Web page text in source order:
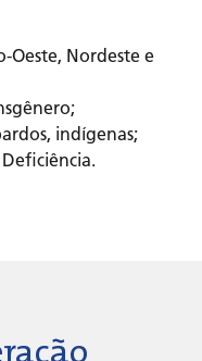
Oeste, Nordeste e
indígenas;
Deficiência.